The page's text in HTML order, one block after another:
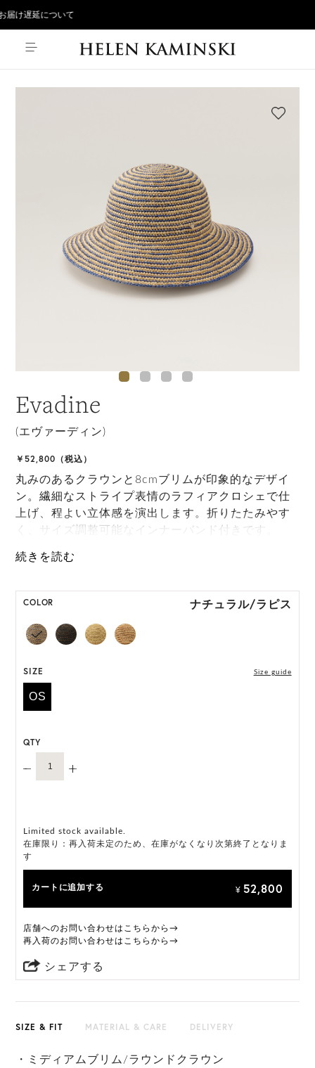
け遅延について
Evadine
(エヴァーディン)
￥52,800（税込）
丸みのあるクラウンと8cmブリムが印象的なデザイ
ン。繊細なストライプ表情のラフィアクロシェで仕
上げ、程よい立体感を演出します。折りたたみやす
く、サイズ調整可能なインナーバンド付きです。
ONE SIZE展開の商品:ONE SIZE 57.5cm
には個体差がございます。
COLOR ナチュラル/ラピス
SIZE Size guide
OS
QTY
Limited stock available.
在庫限り：再入荷未定のため、在庫がなくなり次第終了となりま
す
カートに追加する ¥ 52,800
店舗へのお問い合わせはこちらから→
再入荷のお問い合わせはこちらから→
シェアする
SIZE & FIT MATERIAL & CARE DELIVERY
・ミディアムブリム/ラウンドクラウン